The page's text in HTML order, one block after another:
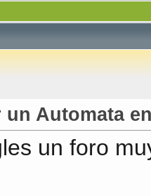
un Automata
un foro